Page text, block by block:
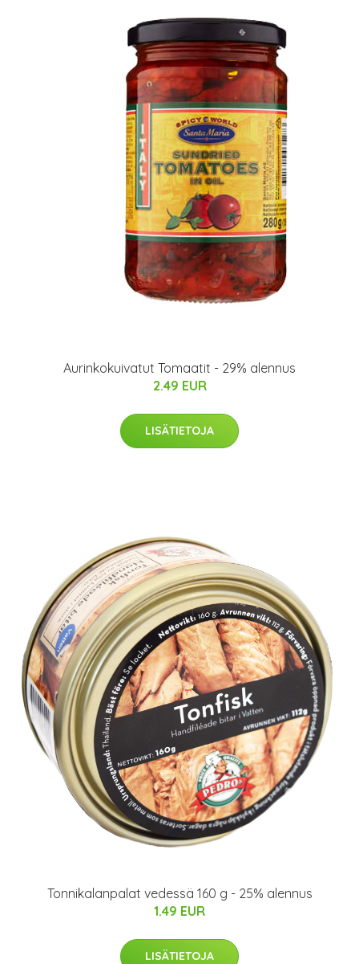
Aurinkokuivatut Tomaatit - 29% alennus
2.49 EUR
LISÄTIETOJA
Tonnikalanpalat vedessä 160 g - 25% alennus
1.49 EUR
LISÄTIETOJA